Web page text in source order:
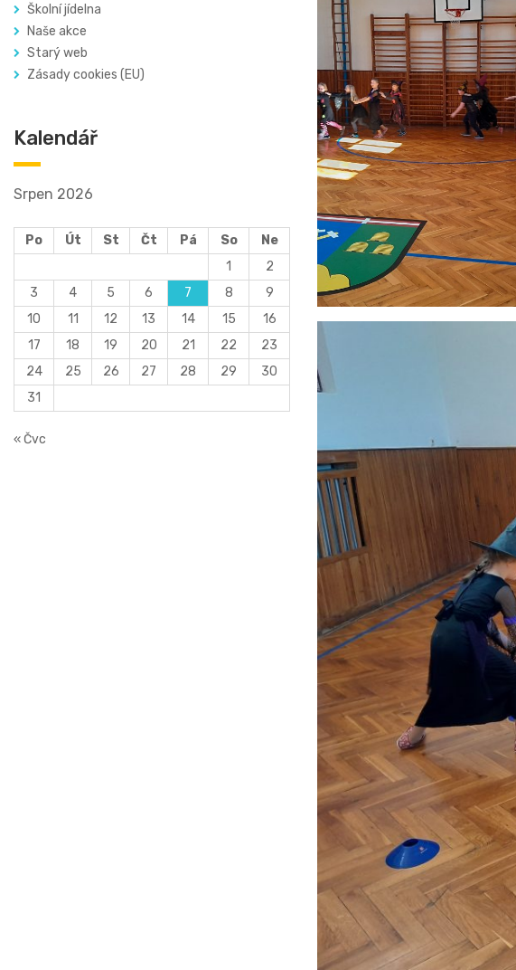
Školní jídelna
Naše akce
Starý web
Zásady cookies (EU)
Kalendář
Srpen 2026
Po Út St Čt Pá So
Ne
1
2
3
4 5 6 7 8
9
10
11 12 13 14 15
16
17
18 19 20 21 22
23
24
25 26 27 28 29
30
31
« Čvc